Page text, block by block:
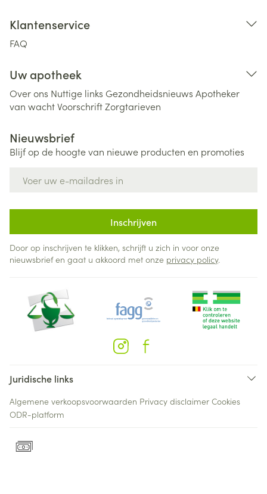
Klantenservice
FAQ
Uw apotheek
Over ons Nuttige links Gezondheidsnieuws Apotheker
van wachtVoorschriftZorgtarieven
Nieuwsbrief
Blijf op de hoogte van nieuwe producten en promoties
Inschrijven
Door op inschrijven te klikken, schrijft u zich in voor onze
nieuwsbrief en gaat u akkoord met onze privacy policy.
Juridische links
Algemene verkoopsvoorwaarden Privacy disclaimer Cookies
ODR-platform